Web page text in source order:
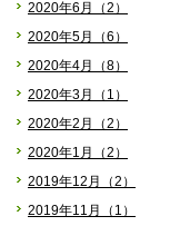
2020年6月（2）
2020年5月（6）
2020年4月（8）
2020年3月（1）
2020年2月（2）
2020年1月（2）
2019年12月（2）
2019年11月（1）